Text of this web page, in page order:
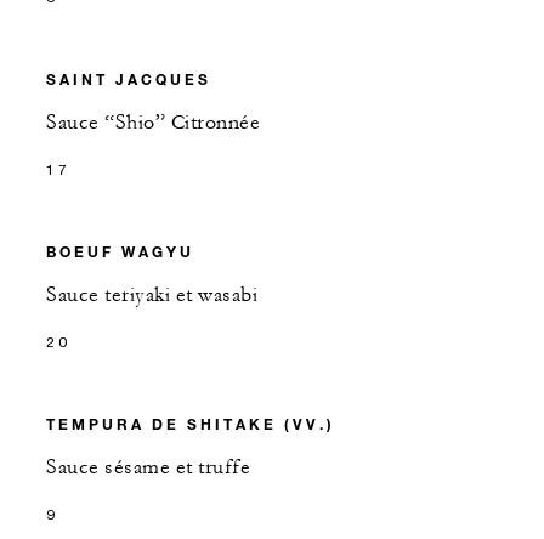
SAINT JACQUES
Sauce “Shio” Citronnée
17
BOEUF WAGYU
Sauce teriyaki et wasabi
20
TEMPURA DE SHITAKE (VV.)
Sauce sésame et truffe
9